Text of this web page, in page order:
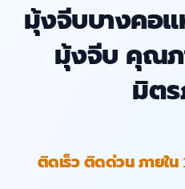
มุ้งจีบบางคอ
มุ้งจีบ คุณภ
มิต
ติดเร็ว ติดด่วน ภายใน